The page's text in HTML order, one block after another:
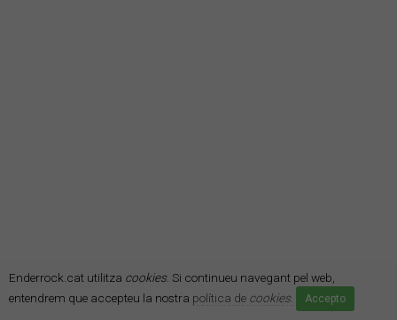
Enderrock.cat utilitza cookies. Si continueu navegant pel web,
entendrem que accepteu la nostra política de cookies. Accepto
CARLES SANAHUJA